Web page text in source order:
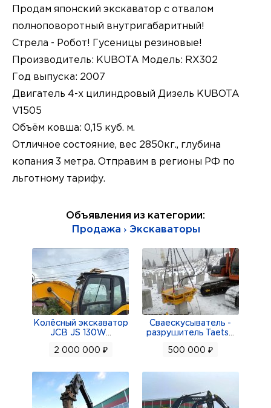
Продам японский экскаватор с отвалом
полноповоротный внутригабаритный!
Стрела - Робот! Гусеницы резиновые!
Производитель: KUBOTA Модель: RX302
Год выпуска: 2007
Двигатель 4-х цилиндровый Дизель KUBOTA
V1505
Объём ковша: 0,15 куб. м.
Отличное состояние, вес 2850кг., глубина
копания 3 метра. Отправим в регионы РФ по
льготному тарифу.
Объявления из категории:
Продажа › Экскаваторы
Колёсный экскаватор
JCB JS 130W...
2 000 000 ₽
Сваескусыватель -
разрушитель Taets
500 000 ₽